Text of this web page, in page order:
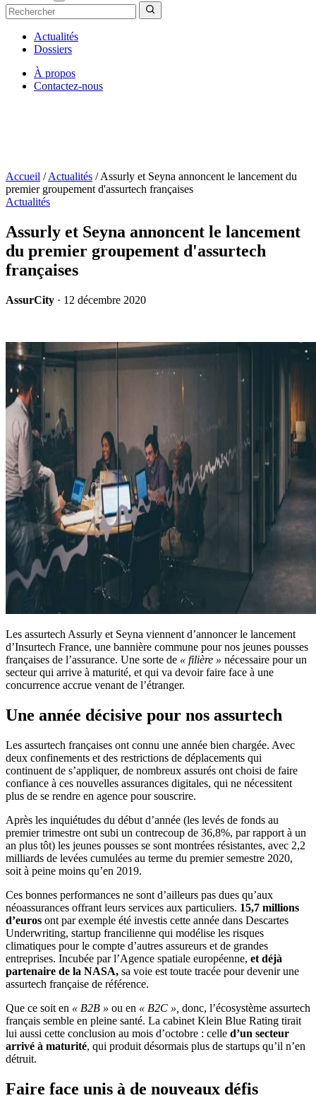
Actualités
Dossiers
À propos
Contactez-nous
Accueil /Actualités /Assurly et Seyna annoncent le lancement du
premier groupement d'assurtech françaises
Actualités
Assurly et Seyna annoncent le lancement
du premier groupement d'assurtech
françaises
AssurCity · 12 décembre 2020
Les assurtech Assurly et Seyna viennent d’annoncer le lancement
d’Insurtech France, une bannière commune pour nos jeunes pousses
françaises de l’assurance. Une sorte de « filière » nécessaire pour un
secteur qui arrive à maturité, et qui va devoir faire face à une
concurrence accrue venant de l’étranger.
Une année décisive pour nos assurtech
Les assurtech françaises ont connu une année bien chargée. Avec
deux confinements et des restrictions de déplacements qui
continuent de s’appliquer, de nombreux assurés ont choisi de faire
confiance à ces nouvelles assurances digitales, qui ne nécessitent
plus de se rendre en agence pour souscrire.
Après les inquiétudes du début d’année (les levés de fonds au
premier trimestre ont subi un contrecoup de 36,8%, par rapport à un
an plus tôt) les jeunes pousses se sont montrées résistantes, avec 2,2
milliards de levées cumulées au terme du premier semestre 2020,
soit à peine moins qu’en 2019.
Ces bonnes performances ne sont d’ailleurs pas dues qu’aux
néoassurances offrant leurs services aux particuliers. 15,7 millions
d’euros ont par exemple été investis cette année dans Descartes
Underwriting, startup francilienne qui modélise les risques
climatiques pour le compte d’autres assureurs et de grandes
entreprises. Incubée par l’Agence spatiale européenne, et déjà
partenaire de la NASA, sa voie est toute tracée pour devenir une
assurtech française de référence.
Que ce soit en « B2B » ou en « B2C », donc, l’écosystème assurtech
français semble en pleine santé. La cabinet Klein Blue Rating tirait
lui aussi cette conclusion au mois d’octobre : celle d’un secteur
arrivé à maturité, qui produit désormais plus de startups qu’il n’en
détruit.
Faire face unis à de nouveaux défis